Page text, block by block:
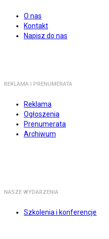
O nas
Kontakt
Napisz do nas
REKLAMA I PRENUMERATA
Reklama
Ogłoszenia
Prenumerata
Archiwum
NASZE WYDARZENIA
Szkolenia i konferencje